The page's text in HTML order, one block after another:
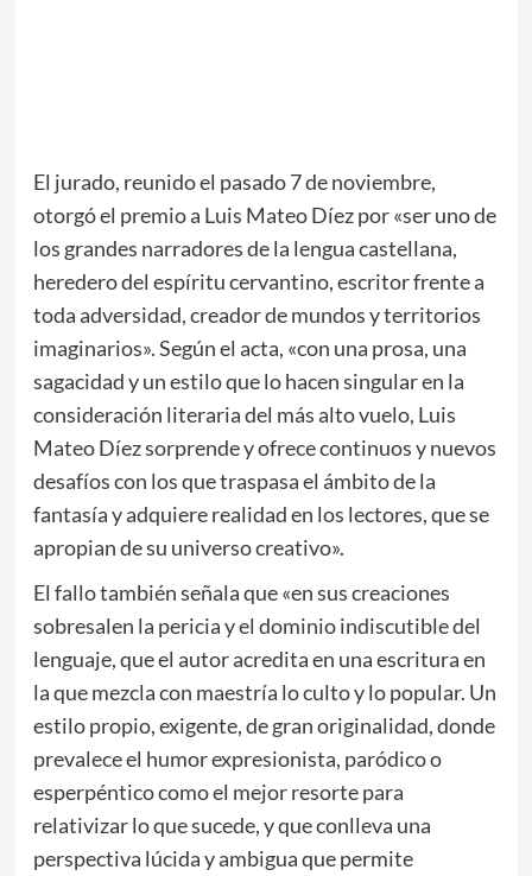
El jurado, reunido el pasado 7 de noviembre,
otorgó el premio a Luis Mateo Díez por «ser uno de
los grandes narradores de la lengua castellana,
heredero del espíritu cervantino, escritor frente a
toda adversidad, creador de mundos y territorios
imaginarios». Según el acta, «con una prosa, una
sagacidad y un estilo que lo hacen singular en la
consideración literaria del más alto vuelo, Luis
Mateo Díez sorprende y ofrece continuos y nuevos
desafíos con los que traspasa el ámbito de la
fantasía y adquiere realidad en los lectores, que se
apropian de su universo creativo».
El fallo también señala que «en sus creaciones
sobresalen la pericia y el dominio indiscutible del
lenguaje, que el autor acredita en una escritura en
la que mezcla con maestría lo culto y lo popular. Un
estilo propio, exigente, de gran originalidad, donde
prevalece el humor expresionista, paródico o
esperpéntico como el mejor resorte para
relativizar lo que sucede, y que conlleva una
perspectiva lúcida y ambigua que permite